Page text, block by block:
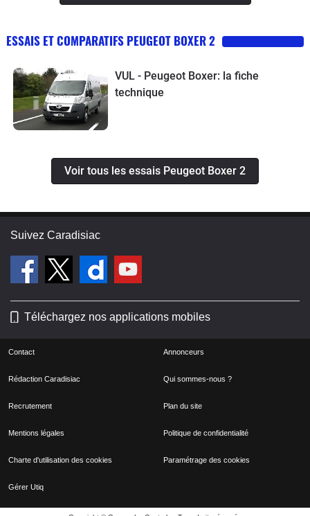
ESSAIS ET COMPARATIFS PEUGEOT BOXER 2
VUL - Peugeot Boxer: la fiche
technique
Voir tous les essais Peugeot Boxer 2
Suivez Caradisiac
Téléchargez nos applications mobiles
Contact Annonceurs
Rédaction Caradisiac Qui sommes-nous ?
Recrutement Plan du site
Mentions légales Politique de confidentialité
Charte d'utilisation des cookies Paramétrage des cookies
Gérer Utiq